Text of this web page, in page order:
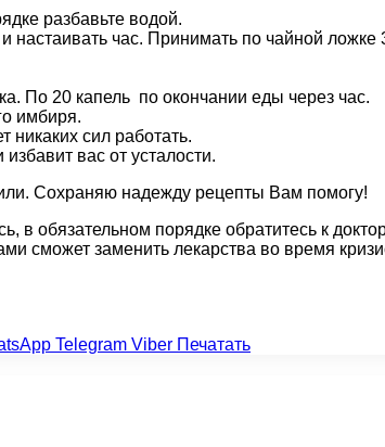
разбавьте водой.
час. Принимать по чайной ложке
По 20 капель по окончании еды через час.
имбиря.
никаких сил работать.
вас от усталости.
Сохраняю надежду рецепты Вам помогу!
в обязательном порядке обратитесь к
сможет заменить лекарства во время
Telegram Viber Печатать